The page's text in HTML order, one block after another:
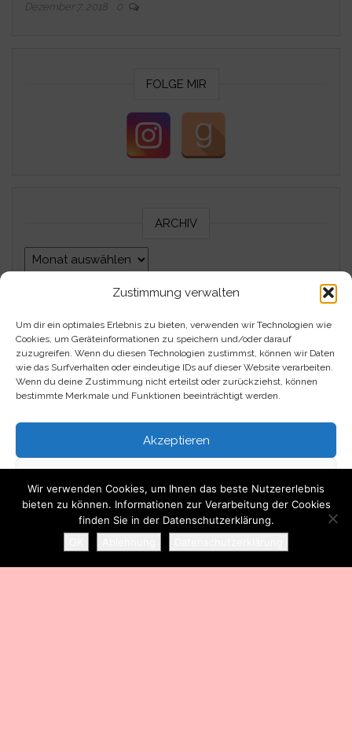
Zustimmung verwalten
Um dir ein optimales Erlebnis zu bieten, verwenden wir Technologien wie
Cookies, um Geräteinformationen zu speichern und/oder darauf
zuzugreifen. Wenn du diesen Technologien zustimmst, können wir Daten
wie das Surfverhalten oder eindeutige IDs auf dieser Website verarbeiten.
Wenn du deine Zustimmung nicht erteilst oder zurückziehst, können
bestimmte Merkmale und Funktionen beeinträchtigt werden.
Akzeptieren
Einstellungen ansehen
Dezember 7, 2018 0
FOLGE MIR
ARCHIV
Archiv
Impressum
Datenschutzerklärung
Stolz präsentiert vonWordPress |Theme:Head Blog
Wir verwenden Cookies, um Ihnen das beste Nutzererlebnis
bieten zu können. Informationen zur Verarbeitung der Cookies
finden Sie in der Datenschutzerklärung.